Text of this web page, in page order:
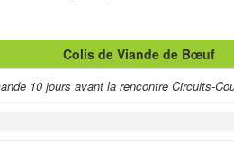
Colis de Viande de Bœuf
10 jours avant la rencontre Circuits-